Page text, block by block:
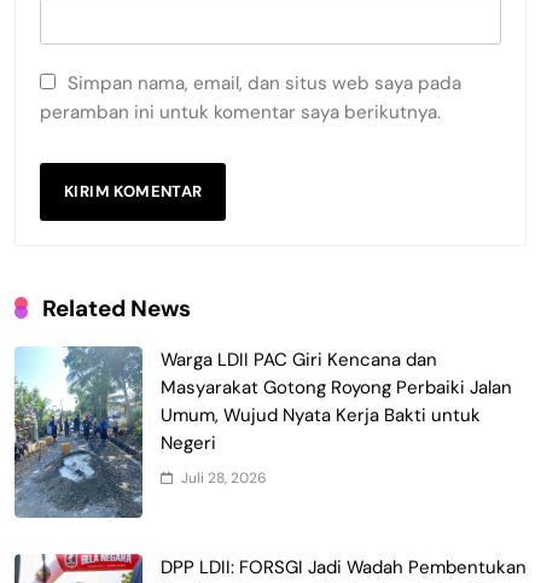
Simpan nama, email, dan situs web saya pada
peramban ini untuk komentar saya berikutnya.
Related News
Warga LDII PAC Giri Kencana dan
Masyarakat Gotong Royong Perbaiki Jalan
Umum, Wujud Nyata Kerja Bakti untuk
Negeri
Juli 28, 2026
DPP LDII: FORSGI Jadi Wadah Pembentukan